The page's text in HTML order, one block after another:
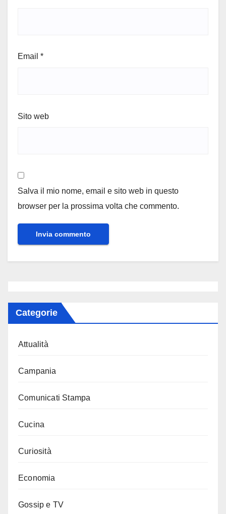
Email *
Sito web
Salva il mio nome, email e sito web in questo
browser per la prossima volta che commento.
Categorie
Attualità
Campania
Comunicati Stampa
Cucina
Curiosità
Economia
Gossip e TV